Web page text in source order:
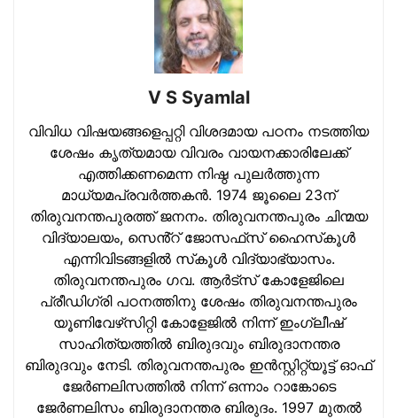
V S Syamlal
വിവിധ വിഷയങ്ങളെപ്പറ്റി വിശദമായ പഠനം നടത്തിയ
ശേഷം കൃത്യമായ വിവരം വായനക്കാരിലേക്ക്
എത്തിക്കണമെന്ന നിഷ്ഠ പുലര്‍ത്തുന്ന
മാധ്യമപ്രവര്‍ത്തകന്‍. 1974 ജൂലൈ 23ന്
തിരുവനന്തപുരത്ത് ജനനം. തിരുവനന്തപുരം ചിന്മയ
വിദ്യാലയം, സെൻ്റ് ജോസഫ്‌സ് ഹൈസ്‌കൂള്‍
എന്നിവിടങ്ങളില്‍ സ്‌കൂള്‍ വിദ്യാഭ്യാസം.
തിരുവനന്തപുരം ഗവ. ആര്‍ട്‌സ് കോളേജിലെ
പ്രീഡിഗ്രി പഠനത്തിനു ശേഷം തിരുവനന്തപുരം
യൂണിവേഴ്‌സിറ്റി കോളേജില്‍ നിന്ന് ഇംഗ്ലീഷ്
സാഹിത്യത്തില്‍ ബിരുദവും ബിരുദാനന്തര
ബിരുദവും നേടി. തിരുവനന്തപുരം ഇന്‍സ്റ്റിറ്റ്യൂട്ട് ഓഫ്
ജേര്‍ണലിസത്തില്‍ നിന്ന് ഒന്നാം റാങ്കോടെ
ജേര്‍ണലിസം ബിരുദാനന്തര ബിരുദം. 1997 മുതല്‍